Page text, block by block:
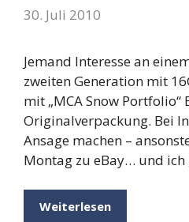
30. Juli 2010
Jemand Interesse an
zweiten Generation mit
mit „MCA Snow Portfolio“
Originalverpackung. Bei
Ansage machen –
Montag zu eBay… und
Weiterlesen